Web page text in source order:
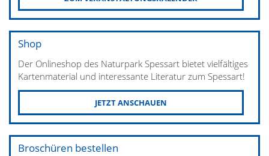
Shop
Der Onlineshop des Naturpark Spessart bietet vielfältiges
Kartenmaterial und interessante Literatur zum Spessart!
JETZT ANSCHAUEN
Broschüren bestellen